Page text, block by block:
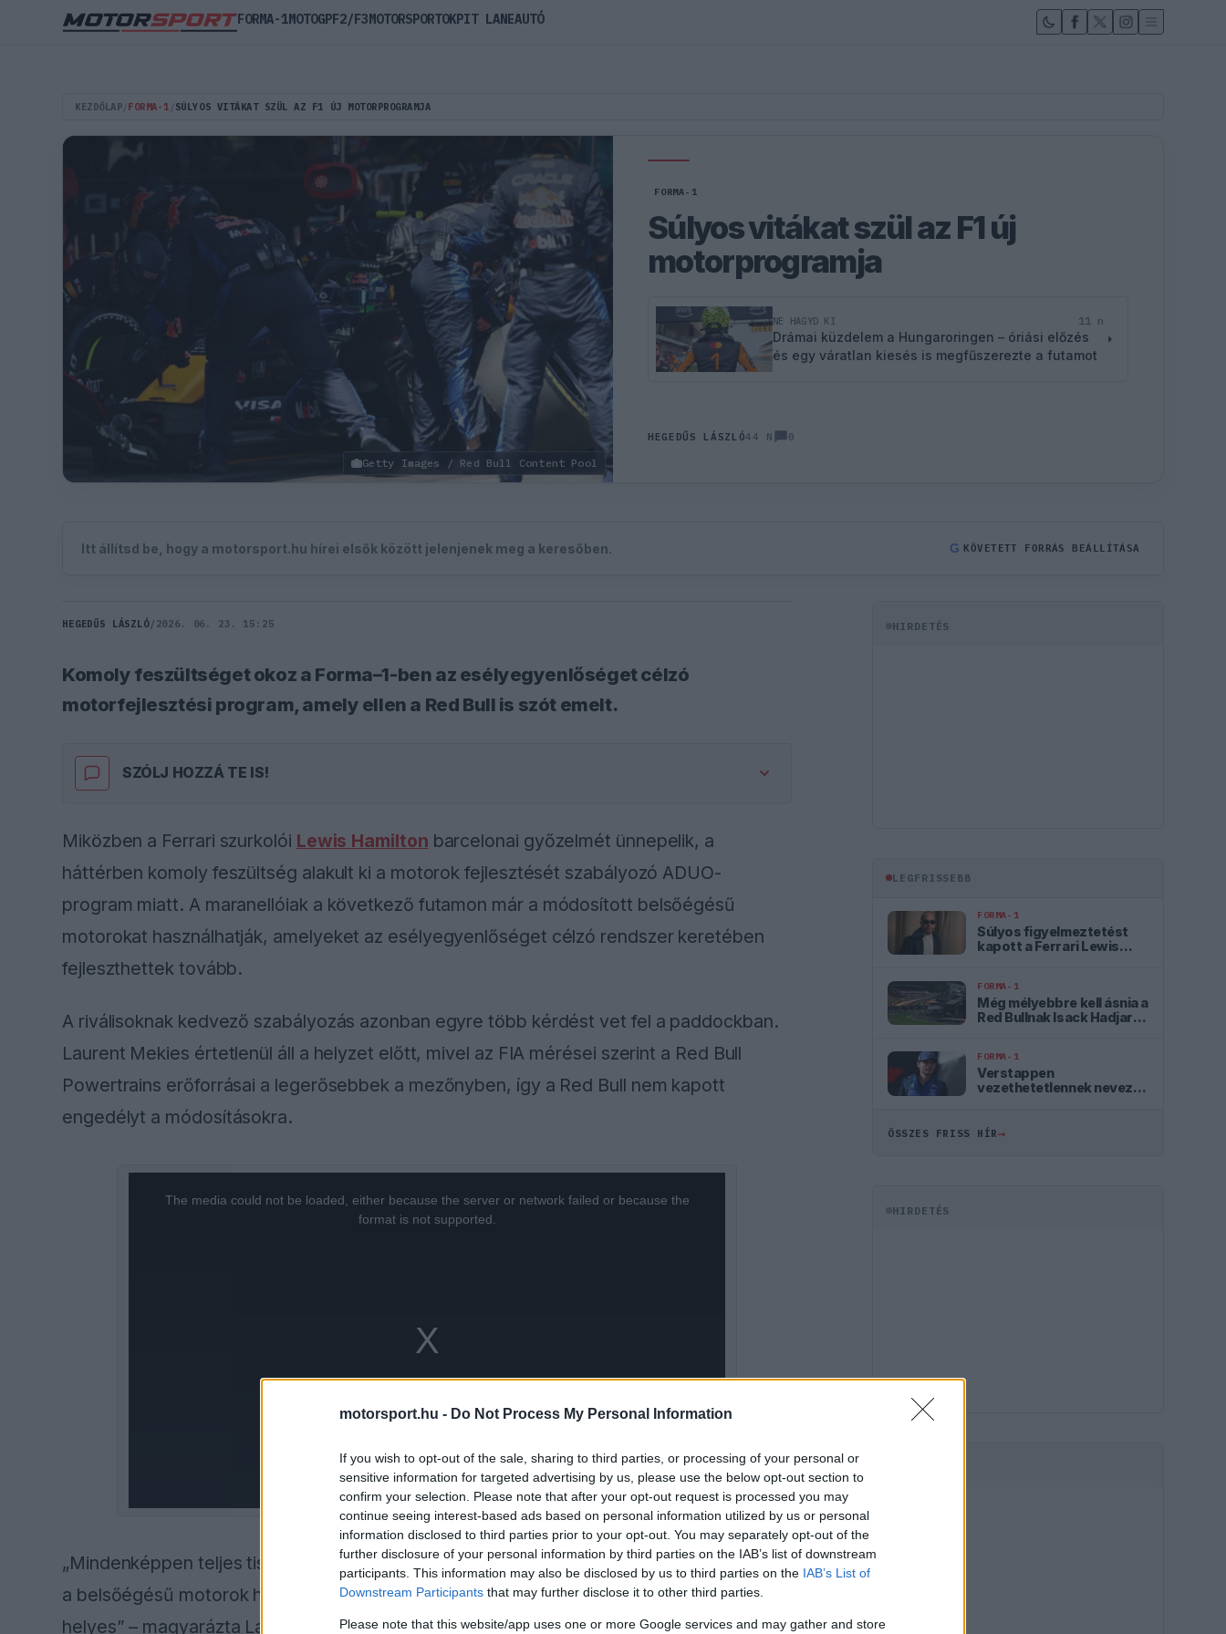
motorsport.hu - Do Not Process My Personal Information
If you wish to opt-out of the sale, sharing to third parties, or processing of your personal or
sensitive information for targeted advertising by us, please use the below opt-out section to
confirm your selection. Please note that after your opt-out request is processed you may
continue seeing interest-based ads based on personal information utilized by us or personal
information disclosed to third parties prior to your opt-out. You may separately opt-out of the
further disclosure of your personal information by third parties on the IAB’s list of downstream
participants. This information may also be disclosed by us to third parties on the IAB’s List of
Downstream Participants that may further disclose it to other third parties.
Please note that this website/app uses one or more Google services and may gather and store
KEZDŐLAP FORMA-1 SÚLYOS VITÁKAT SZÜL AZ F1 ÚJ MOTORPROGRAMJA
Getty Images / Red Bull Content Pool
FORMA-1
Súlyos vitákat szül az F1 új
motorprogramja
NE HAGYD KI 11 n
Drámai küzdelem a Hungaroringen – óriási előzés
és egy váratlan kiesés is megfűszerezte a futamot
HEGEDŰS LÁSZLÓ44 N 0
Itt állítsd be, hogy a motorsport.hu hírei elsők között jelenjenek meg a keresőben. G KÖVETETT FORRÁS BEÁLLÍTÁSA
HEGEDŰS LÁSZLÓ/ 2026. 06. 23. 15:25
Komoly feszültséget okoz a Forma–1-ben az esélyegyenlőséget célzó
motorfejlesztési program, amely ellen a Red Bull is szót emelt.
SZÓLJ HOZZÁ TE IS!
Miközben a Ferrari szurkolói Lewis Hamilton barcelonai győzelmét ünnepelik, a
háttérben komoly feszültség alakult ki a motorok fejlesztését szabályozó ADUO-
program miatt. A maranellóiak a következő futamon már a módosított belsőégésű
motorokat használhatják, amelyeket az esélyegyenlőséget célzó rendszer keretében
fejleszthettek tovább.
A riválisoknak kedvező szabályozás azonban egyre több kérdést vet fel a paddockban.
Laurent Mekies értetlenül áll a helyzet előtt, mivel az FIA mérései szerint a Red Bull
Powertrains erőforrásai a legerősebbek a mezőnyben, így a Red Bull nem kapott
engedélyt a módosításokra.
The media could not be loaded, either because the server or network failed or because the
format is not supported.
„Mindenképpen teljes tisztánlátásra van szükség abban a kérdésben, hogyan értékeljük
a belsőégésű motorok hatékonyságát. Biztosnak kell lennünk abban, hogy ez a rangsor
helyes” – magyarázta Laurent Mekies.
HIRDETÉS
LEGFRISSEBB
FORMA-1
Súlyos figyelmeztetést
kapott a Ferrari Lewis
FORMA-1
Még mélyebbre kell ásnia a
Red Bullnak Isack Hadjar
FORMA-1
Verstappen
vezethetetlennek nevezte
ÖSSZES FRISS HÍR→
HIRDETÉS
FORMA-1MOTOGPF2/F3MOTORSPORTOKPIT LANEAUTÓ